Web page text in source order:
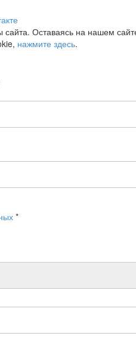
Оставаясь на нашем
нажмите здесь.
*